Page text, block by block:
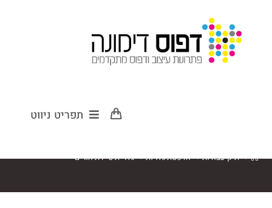
תפריט ניווט
> תיק עבודות > הדפסת גלויות > גלויית סיירת הורים